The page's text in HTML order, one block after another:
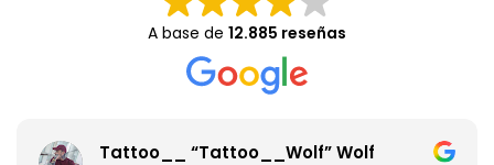
A base de 12.885 reseñas
Tattoo__ “Tattoo__Wolf” Wolf